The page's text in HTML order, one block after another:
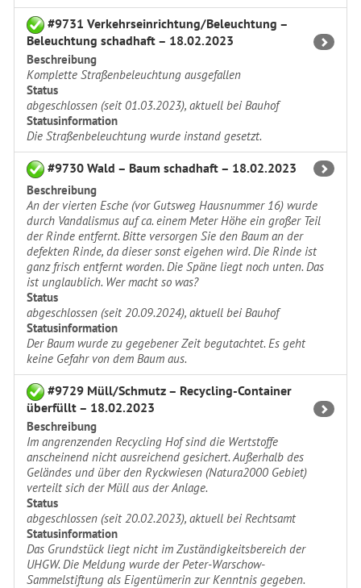
#9731 Verkehrseinrichtung/Beleuchtung –
Beleuchtung schadhaft – 18.02.2023
Beschreibung
Komplette Straßenbeleuchtung ausgefallen
Status
abgeschlossen (seit 01.03.2023), aktuell bei Bauhof
Statusinformation
Die Straßenbeleuchtung wurde instand gesetzt.
#9730 Wald – Baum schadhaft – 18.02.2023
Beschreibung
An der vierten Esche (vor Gutsweg Hausnummer 16) wurde
durch Vandalismus auf ca. einem Meter Höhe ein großer Teil
der Rinde entfernt. Bitte versorgen Sie den Baum an der
defekten Rinde, da dieser sonst eigehen wird. Die Rinde ist
ganz frisch entfernt worden. Die Späne liegt noch unten. Das
ist unglaublich. Wer macht so was?
Status
abgeschlossen (seit 20.09.2024), aktuell bei Bauhof
Statusinformation
Der Baum wurde zu gegebener Zeit begutachtet. Es geht
keine Gefahr von dem Baum aus.
#9729 Müll/Schmutz – Recycling-Container
überfüllt – 18.02.2023
Beschreibung
Im angrenzenden Recycling Hof sind die Wertstoffe
anscheinend nicht ausreichend gesichert. Außerhalb des
Geländes und über den Ryckwiesen (Natura2000 Gebiet)
verteilt sich der Müll aus der Anlage.
Status
abgeschlossen (seit 20.02.2023), aktuell bei Rechtsamt
Statusinformation
Das Grundstück liegt nicht im Zuständigkeitsbereich der
UHGW. Die Meldung wurde der Peter-Warschow-
Sammelstiftung als Eigentümerin zur Kenntnis gegeben.